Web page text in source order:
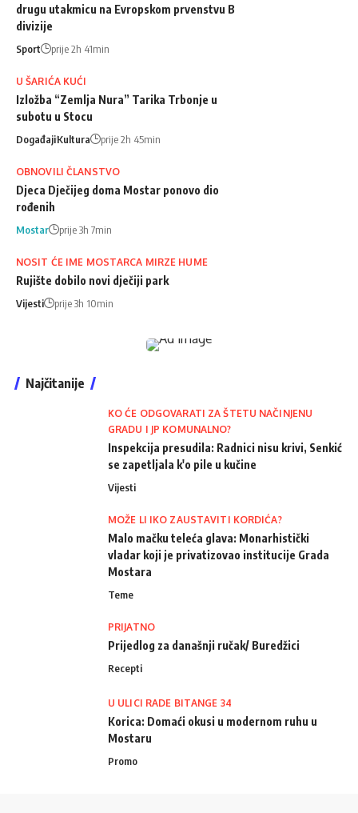
drugu utakmicu na Evropskom prvenstvu B
divizije
Sport prije 2h 41min
U ŠARIĆA KUĆI
Izložba “Zemlja Nura” Tarika Trbonje u
subotu u Stocu
DogađajiKultura prije 2h 45min
OBNOVILI ČLANSTVO
Djeca Dječijeg doma Mostar ponovo dio
rođenih
Mostar prije 3h 7min
NOSIT ĆE IME MOSTARCA MIRZE HUME
Rujište dobilo novi dječiji park
Vijesti prije 3h 10min
Najčitanije
KO ĆE ODGOVARATI ZA ŠTETU NAČINJENU
GRADU I JP KOMUNALNO?
Inspekcija presudila: Radnici nisu krivi, Senkić
se zapetljala k'o pile u kučine
Vijesti
MOŽE LI IKO ZAUSTAVITI KORDIĆA?
Malo mačku teleća glava: Monarhistički
vladar koji je privatizovao institucije Grada
Mostara
Teme
PRIJATNO
Prijedlog za današnji ručak/ Buredžici
Recepti
U ULICI RADE BITANGE 34
Korica: Domaći okusi u modernom ruhu u
Mostaru
Promo